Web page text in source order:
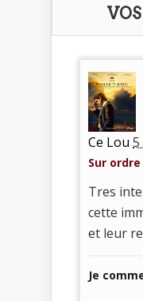
Ce Lou 5
Sur
Tres
cette
et leur
Je